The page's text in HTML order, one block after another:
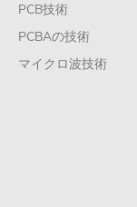
PCB技術
PCBAの技術
マイクロ波技術